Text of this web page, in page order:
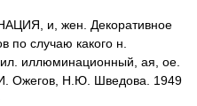
и, жен. Декоративное
по случаю какого н.
иллюминационный, ая, ое.
Ожегов, Н.Ю. Шведова. 1949